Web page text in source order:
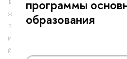
Е
Ж
З
И
Й
программы
образования